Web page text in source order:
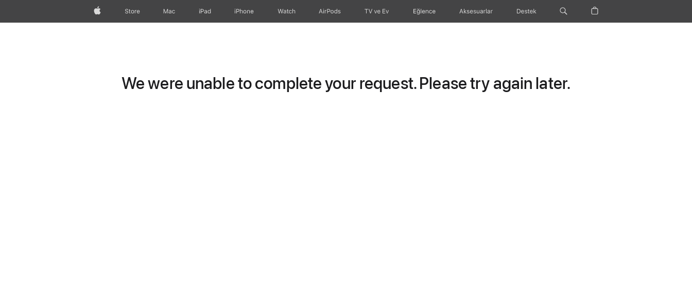
wzlhp Store Mac iPad iPhone Watch AirPods TV ve Ev Eğlence Aksesuarlar Destek
We were unable to complete your request. Please try again later.